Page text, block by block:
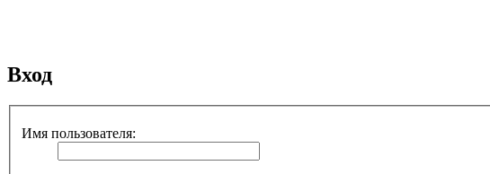
Вход
Имя пользователя: